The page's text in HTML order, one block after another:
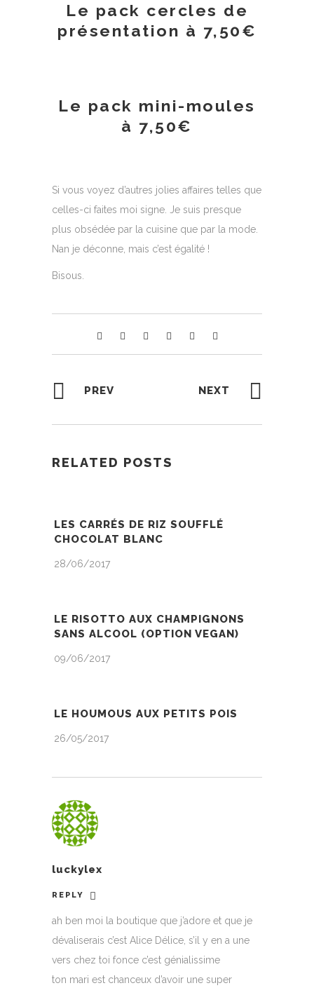
Le pack cercles de
présentation à 7,50€
Le pack mini-moules
à 7,50€
Si vous voyez d’autres jolies affaires telles que
celles-ci faites moi signe. Je suis presque
plus obsédée par la cuisine que par la mode.
Nan je déconne, mais c’est égalité !
Bisous.
PREV NEXT
RELATED POSTS
LES CARRÉS DE RIZ SOUFFLÉ
CHOCOLAT BLANC
28/06/2017
LE RISOTTO AUX CHAMPIGNONS
SANS ALCOOL (OPTION VEGAN)
09/06/2017
LE HOUMOUS AUX PETITS POIS
26/05/2017
luckylex
REPLY
ah ben moi la boutique que j’adore et que je
dévaliserais c’est Alice Délice, s’il y en a une
vers chez toi fonce c’est génialissime
ton mari est chanceux d’avoir une super